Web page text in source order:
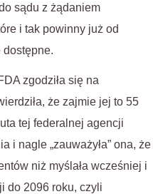
sądu z żądaniem
i tak powinny już od
zgodziła się na
że zajmie jej to 55
tej federalnej agencji
i nagle „zauważyła” ona, że
niż myślała wcześniej i
do 2096 roku, czyli